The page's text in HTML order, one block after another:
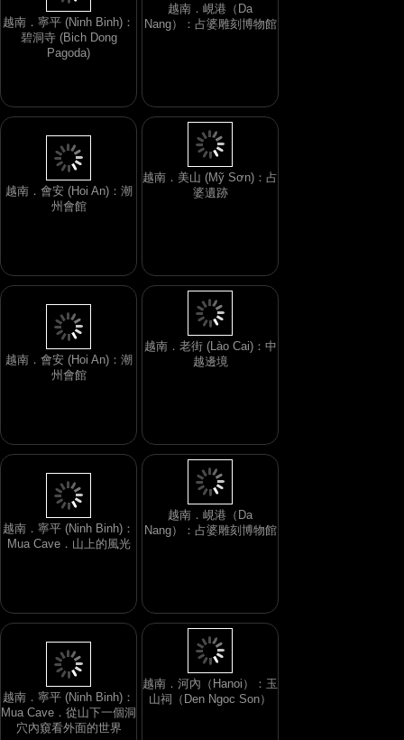
越南．寧平 (Ninh Binh)：
碧洞寺 (Bich Dong
Pagoda)
越南．峴港（Da
Nang）：占婆雕刻博物館
越南．會安 (Hoi An)：潮
州會館
越南．美山 (Mỹ Sơn)：占
婆遺跡
越南．會安 (Hoi An)：潮
州會館
越南．老街 (Lào Cai)：中
越邊境
越南．寧平 (Ninh Binh)：
Mua Cave．山上的風光
越南．峴港（Da
Nang）：占婆雕刻博物館
越南．寧平 (Ninh Binh)：
Mua Cave．從山下一個洞
穴內窺看外面的世界
越南．河內（Hanoi）：玉
山祠（Den Ngoc Son）